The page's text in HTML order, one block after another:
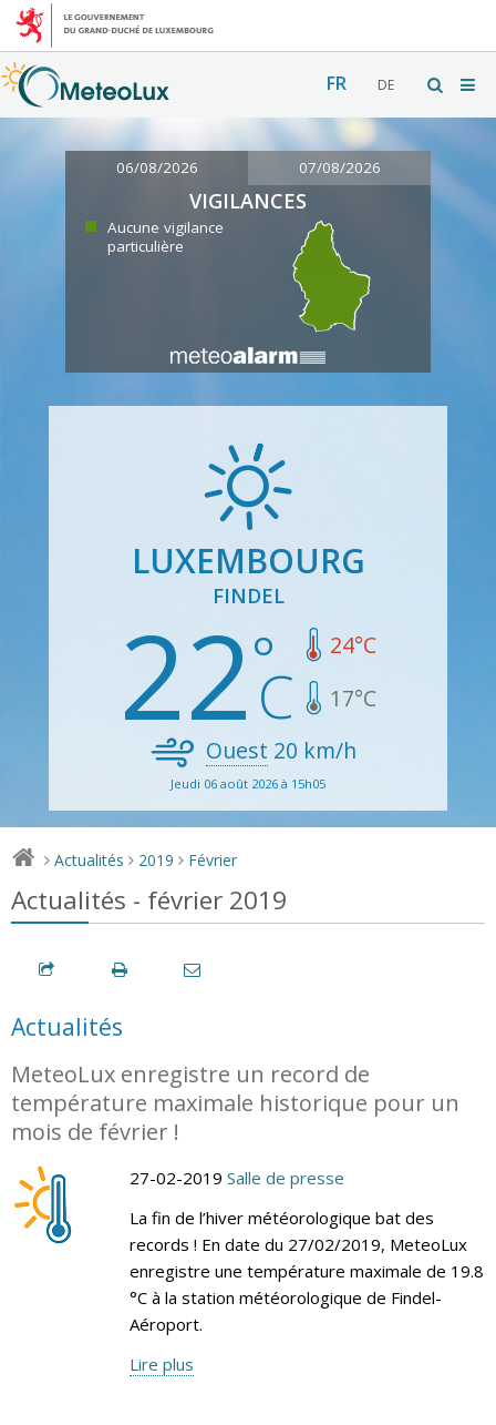
FR DE
06/08/2026 07/08/2026
VIGILANCES
Aucune vigilance
particulière
LUXEMBOURG
FINDEL
22 24°C
17°C
Ouest 20 km/h
Jeudi 06 août 2026 à 15h05
> Actualités > 2019 > Février
Actualités - février 2019
Actualités
MeteoLux enregistre un record de
température maximale historique pour un
mois de février !
27-02-2019 Salle de presse
La fin de l’hiver météorologique bat des
records ! En date du 27/02/2019, MeteoLux
enregistre une température maximale de 19.8
°C à la station météorologique de Findel-
Aéroport.
Lire plus